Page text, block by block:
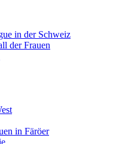
in der Schweiz
der Frauen
in Färöer